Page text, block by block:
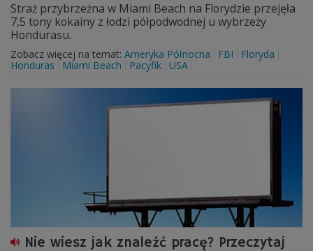
Straż przybrzeżna w Miami Beach na Florydzie przejęła
7,5 tony kokainy z łodzi półpodwodnej u wybrzeży
Hondurasu.
Zobacz więcej na temat: Ameryka Północna FBI
Floryda
Honduras
Miami Beach Pacyfik USA
Nie wiesz jak znaleźć pracę? Przeczytaj